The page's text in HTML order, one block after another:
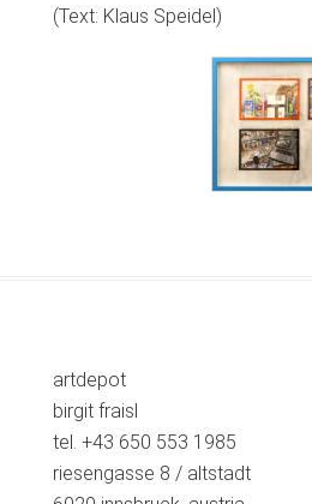
(Text: Klaus Speidel)
artdepot
birgit fraisl
tel. +43 650 553 1985
riesengasse 8 / altstadt